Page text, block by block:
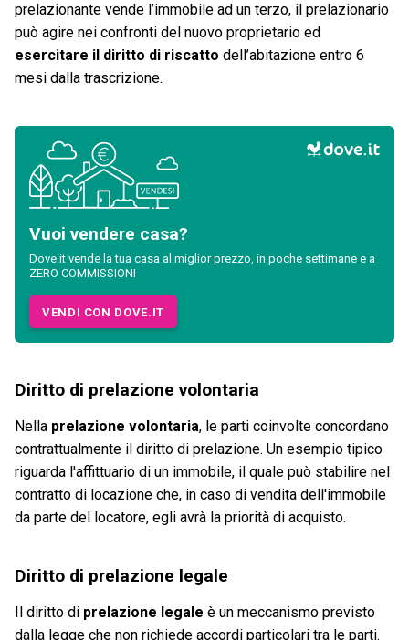
prelazionante vende l’immobile ad un terzo, il prelazionario
può agire nei confronti del nuovo proprietario ed
esercitare il diritto di riscatto dell’abitazione entro 6
mesi dalla trascrizione.
Vuoi vendere casa?
Dove.it vende la tua casa al miglior prezzo, in poche settimane e a
ZERO COMMISSIONI
VENDI CON DOVE.IT
Diritto di prelazione volontaria
Nella prelazione volontaria, le parti coinvolte concordano
contrattualmente il diritto di prelazione. Un esempio tipico
riguarda l'affittuario di un immobile, il quale può stabilire nel
contratto di locazione che, in caso di vendita dell'immobile
da parte del locatore, egli avrà la priorità di acquisto.
Diritto di prelazione legale
Il diritto di prelazione legale è un meccanismo previsto
dalla legge che non richiede accordi particolari tra le parti.